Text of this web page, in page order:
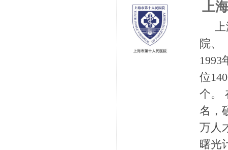
上
上
院、
1993
位
个。
名，
万人
曙光